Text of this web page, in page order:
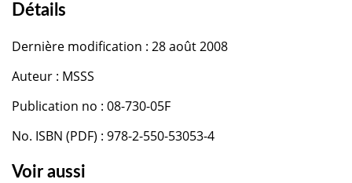
Détails
Dernière modification : 28 août 2008
Auteur : MSSS
Publication no : 08-730-05F
No. ISBN (PDF) : 978-2-550-53053-4
Voir aussi